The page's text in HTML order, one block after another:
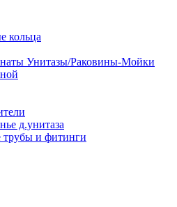
кольца
Унитазы/Раковины-Мойки
д.унитаза
трубы и фитинги